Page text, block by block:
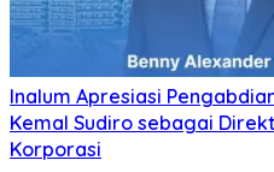
Inalum Apresiasi
Kemal Sudiro sebagai
Korporasi